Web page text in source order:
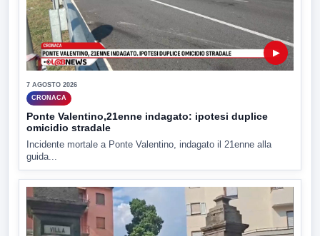
▶
7 AGOSTO 2026
CRONACA
Ponte Valentino,21enne indagato: ipotesi duplice
omicidio stradale
Incidente mortale a Ponte Valentino, indagato il 21enne alla
guida...